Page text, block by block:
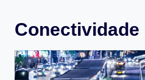
Conectividade